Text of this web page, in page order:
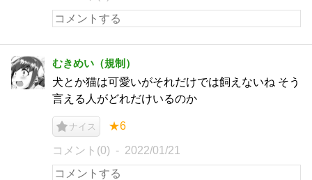
むきめい（規制）
犬とか猫は可愛いがそれだけでは飼えないね そう
言える人がどれだけいるのか
ナイス ★6
コメント(0) 2022/01/21